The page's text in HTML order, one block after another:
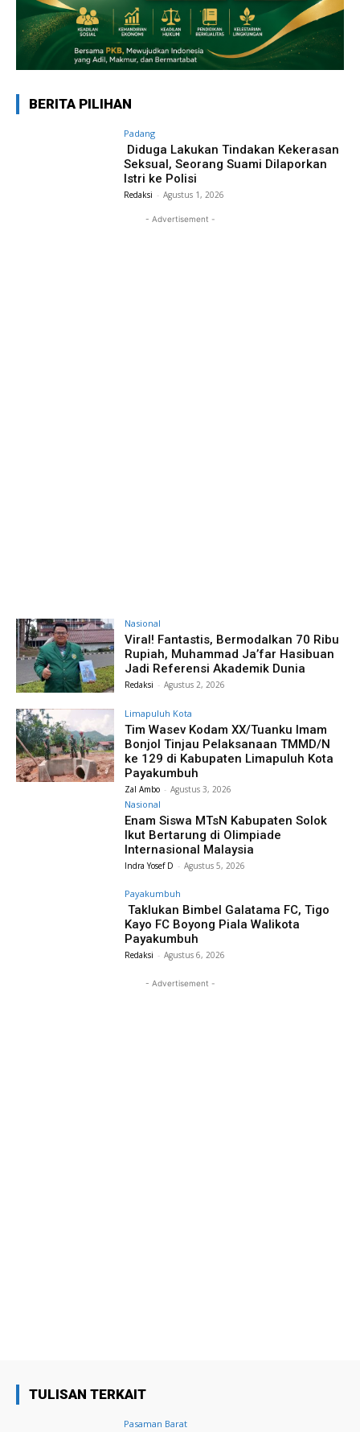
BERITA PILIHAN
Padang
Diduga Lakukan Tindakan Kekerasan
Seksual, Seorang Suami Dilaporkan
Istri ke Polisi
Redaksi - Agustus 1, 2026
- Advertisement -
Nasional
Viral! Fantastis, Bermodalkan 70 Ribu
Rupiah, Muhammad Ja’far Hasibuan
Jadi Referensi Akademik Dunia
Redaksi - Agustus 2, 2026
Limapuluh Kota
Tim Wasev Kodam XX/Tuanku Imam
Bonjol Tinjau Pelaksanaan TMMD/N
ke 129 di Kabupaten Limapuluh Kota
Payakumbuh
Zal Ambo - Agustus 3, 2026
Nasional
Enam Siswa MTsN Kabupaten Solok
Ikut Bertarung di Olimpiade
Internasional Malaysia
Indra Yosef D - Agustus 5, 2026
Payakumbuh
Taklukan Bimbel Galatama FC, Tigo
Kayo FC Boyong Piala Walikota
Payakumbuh
Redaksi - Agustus 6, 2026
- Advertisement -
TULISAN TERKAIT
Pasaman Barat